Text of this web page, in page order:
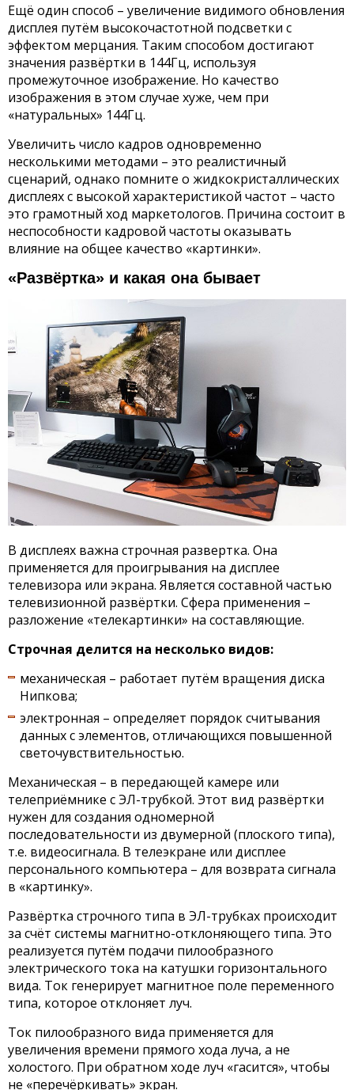
Ещё один способ – увеличение видимого обновления
дисплея путём высокочастотной подсветки с
эффектом мерцания. Таким способом достигают
значения развёртки в 144Гц, используя
промежуточное изображение. Но качество
изображения в этом случае хуже, чем при
«натуральных» 144Гц.
Увеличить число кадров одновременно
несколькими методами – это реалистичный
сценарий, однако помните о жидкокристаллических
дисплеях с высокой характеристикой частот – часто
это грамотный ход маркетологов. Причина состоит в
неспособности кадровой частоты оказывать
влияние на общее качество «картинки».
«Развёртка» и какая она бывает
В дисплеях важна строчная развертка. Она
применяется для проигрывания на дисплее
телевизора или экрана. Является составной частью
телевизионной развёртки. Сфера применения –
разложение «телекартинки» на составляющие.
Строчная делится на несколько видов:
механическая – работает путём вращения диска
Нипкова;
электронная – определяет порядок считывания
данных с элементов, отличающихся повышенной
светочувствительностью.
Механическая – в передающей камере или
телеприёмнике с ЭЛ-трубкой. Этот вид развёртки
нужен для создания одномерной
последовательности из двумерной (плоского типа),
т.е. видеосигнала. В телеэкране или дисплее
персонального компьютера – для возврата сигнала
в «картинку».
Развёртка строчного типа в ЭЛ-трубках происходит
за счёт системы магнитно-отклоняющего типа. Это
реализуется путём подачи пилообразного
электрического тока на катушки горизонтального
вида. Ток генерирует магнитное поле переменного
типа, которое отклоняет луч.
Ток пилообразного вида применяется для
увеличения времени прямого хода луча, а не
холостого. При обратном ходе луч «гасится», чтобы
не «перечёркивать» экран.